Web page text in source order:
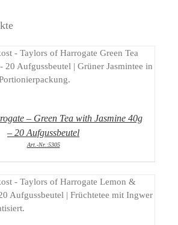
DETAILS
– Green Tea with Jasmine 40g
– 20 Aufgussbeutel
Art.-Nr.:5305
DETAILS